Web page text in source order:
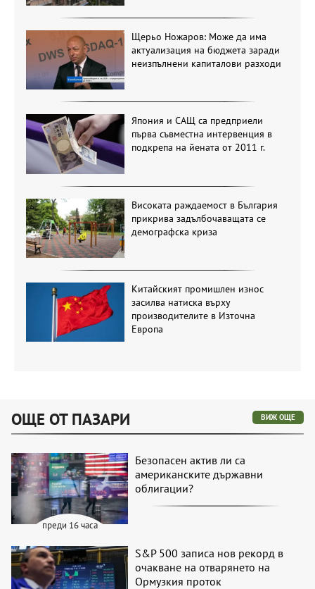
Щерьо Ножаров: Може да има
актуализация на бюджета заради
неизпълнени капиталови разходи
Япония и САЩ са предприели
първа съвместна интервенция в
подкрепа на йената от 2011 г.
Високата раждаемост в България
прикрива задълбочаващата се
демографска криза
Китайският промишлен износ
засилва натиска върху
производителите в Източна
Европа
ОЩЕ ОТ ПАЗАРИ ВИЖ ОЩЕ
преди 16 часа
Безопасен актив ли са
американските държавни
облигации?
S&P 500 записа нов рекорд в
очакване на отварянето на
Ормузкия проток